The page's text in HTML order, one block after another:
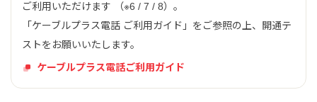
ご利用いただけます （※6 / 7 / 8）。
「ケーブルプラス電話 ご利用ガイド」をご参照の上、開通テ
ストをお願いいたします。
ケーブルプラス電話ご利用ガイド